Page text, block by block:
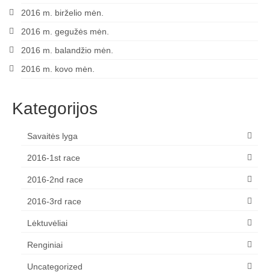
2016 m. birželio mėn.
2016 m. gegužės mėn.
2016 m. balandžio mėn.
2016 m. kovo mėn.
Kategorijos
Savaitės lyga
2016-1st race
2016-2nd race
2016-3rd race
Lėktuvėliai
Renginiai
Uncategorized